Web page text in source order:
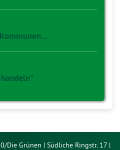
Die Grünen | Südliche Ringstr. 17 |